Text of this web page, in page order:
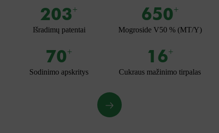
203+
Išradimų patentai
650+
Mogroside V50 % (MT/Y)
70+
Sodinimo apskritys
16+
Cukraus mažinimo tirpalas